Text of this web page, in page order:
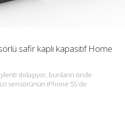
safir kaplı kapasitif Home
dolaşıyor, bunların önde
sensörünün iPhone 5S’de